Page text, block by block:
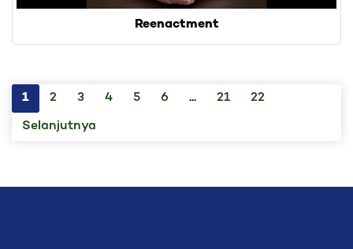
Reenactment
1 2 3 4 5 6 ... 21
22
Selanjutnya